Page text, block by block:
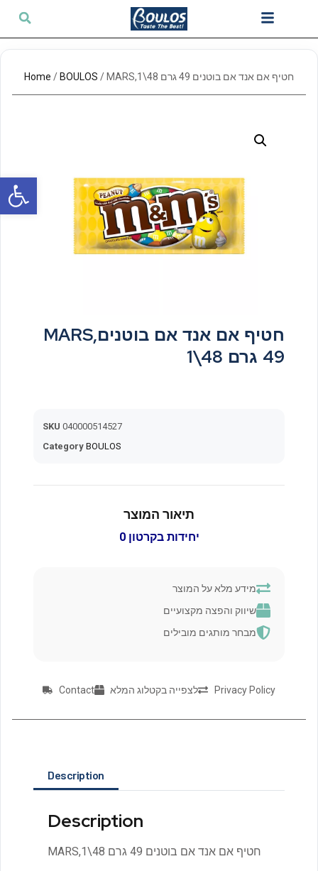
Open toolbar
Home /BOULOS / MARS,חטיף אם אנד אם בוטנים 49 גרם 48\1
MARS,חטיף אם אנד אם בוטנים
49 גרם 48\1
SKU 040000514527
Category BOULOS
תיאור המוצר
0 יחידות בקרטון
מידע מלא על המוצר
שיווק והפצה מקצועיים
מבחר מותגים מובילים
Contact לצפייה בקטלוג המלא Privacy Policy
Description
Description
MARS,חטיף אם אנד אם בוטנים 49 גרם 48\1